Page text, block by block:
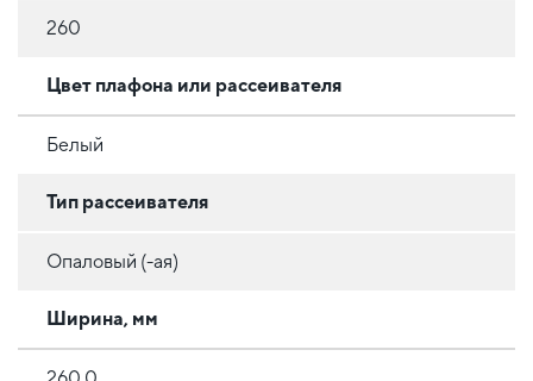
260
Цвет плафона или рассеивателя
Белый
Тип рассеивателя
Опаловый (-ая)
Ширина, мм